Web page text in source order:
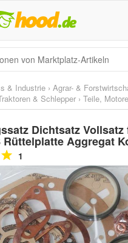
& Industrie › Agrar- &
& Schlepper › Teile,
Dichtsatz Vollsatz
Rüttelplatte Aggregat
1